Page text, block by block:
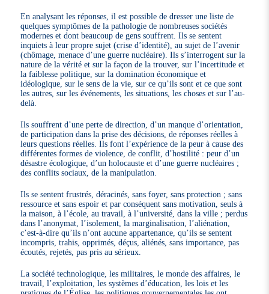
En analysant les réponses, il est possible de dresser une liste de
quelques symptômes de la pathologie de nombreuses sociétés
modernes et dont beaucoup de gens souffrent. Ils se sentent
inquiets à leur propre sujet (crise d’identité), au sujet de l’avenir
(chômage, menace d’une guerre nucléaire). Ils s’interrogent sur la
nature de la vérité et sur la façon de la trouver, sur l’incertitude et
la faiblesse politique, sur la domination économique et
idéologique, sur le sens de la vie, sur ce qu’ils sont et ce que sont
les autres, sur les événements, les situations, les choses et sur l’au-
delà.
Ils souffrent d’une perte de direction, d’un manque d’orientation,
de participation dans la prise des décisions, de réponses réelles à
leurs questions réelles. Ils font l’expérience de la peur à cause des
différentes formes de violence, de conflit, d’hostilité : peur d’un
désastre écologique, d’un holocauste et d’une guerre nucléaires ;
des conflits sociaux, de la manipulation.
Ils se sentent frustrés, déracinés, sans foyer, sans protection ; sans
ressource et sans espoir et par conséquent sans motivation, seuls à
la maison, à l’école, au travail, à l’université, dans la ville ; perdus
dans l’anonymat, l’isolement, la marginalisation, l’aliénation,
c’est-à-dire qu’ils n’ont aucune appartenance, qu’ils se sentent
incompris, trahis, opprimés, déçus, aliénés, sans importance, pas
écoutés, rejetés, pas pris au sérieux.
La société technologique, les militaires, le monde des affaires, le
travail, l’exploitation, les systèmes d’éducation, les lois et les